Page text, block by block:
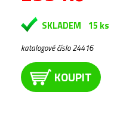
SKLADEM 15 ks
katalogové číslo 24416
KOUPIT